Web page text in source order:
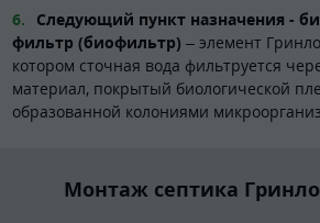
Следующий пункт назначения -
фильтр (биофильтр) – элемент
котором сточная вода фильтруется
материал, покрытый биологической
образованной колониями
Монтаж септика